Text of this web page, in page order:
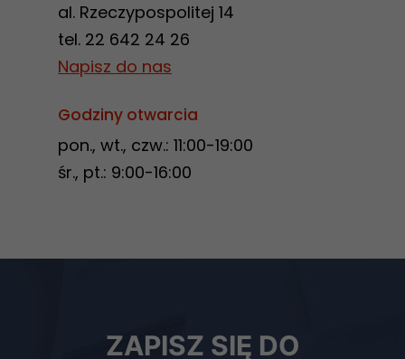
al. Rzeczypospolitej 14
tel. 22 642 24 26
Napisz do nas
Godziny otwarcia
pon., wt., czw.: 11:00-19:00
śr., pt.: 9:00-16:00
biblioteki
ZAPISZ SIĘ DO
zachowania
zobaczenie